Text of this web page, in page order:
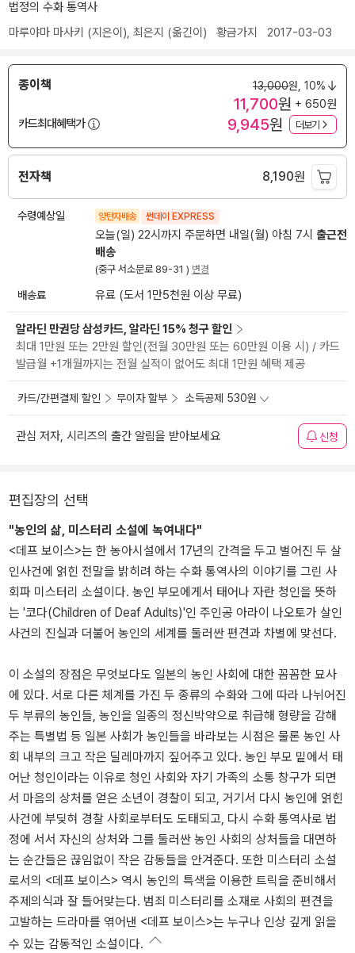
법정의 수화 통역사
마루야마 마사키 (지은이), 최은지 (옮긴이) 황금가지 2017-03-03
종이책 13,000원, 10%
11,700원 + 650원
카드최대혜택가
9,945원 더보기
전자책 8,190원
수령예상일 양탄자배송 썬데이 EXPRESS
오늘(일) 22시까지 주문하면 내일(월) 아침 7시 출근전
배송
(중구 서소문로 89-31 ) 변경
배송료 유료 (도서 1만5천원 이상 무료)
알라딘 만권당 삼성카드, 알라딘 15% 청구 할인
최대 1만원 또는 2만원 할인(전월 30만원 또는 60만원 이용 시) / 카드
발급월 +1개월까지는 전월 실적이 없어도 최대 1만원 혜택 제공
카드/간편결제 할인 무이자 할부 소득공제 530원
관심 저자, 시리즈의 출간 알림을 받아보세요 신청
편집장의 선택
"농인의 삶, 미스터리 소설에 녹여내다"
<데프 보이스>는 한 농아시설에서 17년의 간격을 두고 벌어진 두 살
인사건에 얽힌 전말을 밝히려 하는 수화 통역사의 이야기를 그린 사
회파 미스터리 소설이다. 농인 부모에게서 태어나 자란 청인을 뜻하
는 '코다(Children of Deaf Adults)'인 주인공 아라이 나오토가 살인
사건의 진실과 더불어 농인의 세계를 둘러싼 편견과 차별에 맞선다.
이 소설의 장점은 무엇보다도 일본의 농인 사회에 대한 꼼꼼한 묘사
에 있다. 서로 다른 체계를 가진 두 종류의 수화와 그에 따라 나뉘어진
두 부류의 농인들, 농인을 일종의 정신박약으로 취급해 형량을 감해
주는 특별법 등 일본 사회가 농인들을 바라보는 시점은 물론 농인 사
회 내부의 크고 작은 딜레마까지 짚어주고 있다. 농인 부모 밑에서 태
어난 청인이라는 이유로 청인 사회와 자기 가족의 소통 창구가 되면
서 마음의 상처를 얻은 소년이 경찰이 되고, 거기서 다시 농인에 얽힌
사건에 부딪혀 경찰 사회로부터도 도태되고, 다시 수화 통역사로 법
정에 서서 자신의 상처와 그를 둘러싼 농인 사회의 상처들을 대면하
는 순간들은 끊임없이 작은 감동들을 안겨준다. 또한 미스터리 소설
로서의 <데프 보이스> 역시 농인의 특색을 이용한 트릭을 준비해서
주제의식과 잘 들어맞는다. 범죄 미스터리를 소재로 사회의 편견을
고발하는 드라마를 엮어낸 <데프 보이스>는 누구나 인상 깊게 읽을
수 있는 감동적인 소설이다.